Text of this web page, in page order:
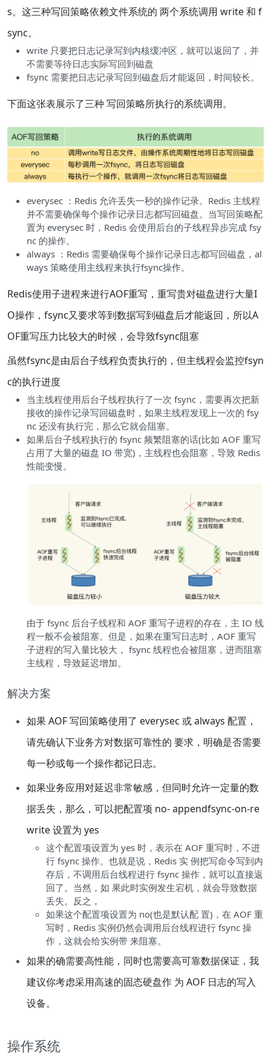
s。这三种写回策略依赖文件系统的 两个系统调用 write 和 f
sync。
write 只要把日志记录写到内核缓冲区，就可以返回了，并
不需要等待日志实际写回到磁盘
fsync 需要把日志记录写回到磁盘后才能返回，时间较长。
下面这张表展示了三种 写回策略所执行的系统调用。
everysec ：Redis 允许丢失一秒的操作记录。Redis 主线程
并不需要确保每个操作记录日志都写回磁盘。当写回策略配
置为 everysec 时，Redis 会使用后台的子线程异步完成 fsy
nc 的操作。
always ：Redis 需要确保每个操作记录日志都写回磁盘，al
ways 策略使用主线程来执行fsync操作。
Redis使用子进程来进行AOF重写，重写贵对磁盘进行大量I
O操作，fsync又要求等到数据写到磁盘后才能返回，所以A
OF重写压力比较大的时候，会导致fsync阻塞
虽然fsync是由后台子线程负责执行的，但主线程会监控fsyn
c的执行进度
当主线程使用后台子线程执行了一次 fsync，需要再次把新
接收的操作记录写回磁盘时，如果主线程发现上一次的 fsy
nc 还没有执行完，那么它就会阻塞。
如果后台子线程执行的 fsync 频繁阻塞的话(比如 AOF 重写
占用了大量的磁盘 IO 带宽)，主线程也会阻塞，导致 Redis
性能变慢。
由于 fsync 后台子线程和 AOF 重写子进程的存在，主 IO 线
程一般不会被阻塞。但是，如果在重写日志时，AOF 重写
子进程的写入量比较大， fsync 线程也会被阻塞，进而阻塞
主线程，导致延迟增加。
解决方案
如果 AOF 写回策略使用了 everysec 或 always 配置，
请先确认下业务方对数据可靠性的 要求，明确是否需要
每一秒或每一个操作都记日志。
如果业务应用对延迟非常敏感，但同时允许一定量的数
据丢失，那么，可以把配置项 no- appendfsync-on-re
write 设置为 yes
这个配置项设置为 yes 时，表示在 AOF 重写时，不进
行 fsync 操作。也就是说，Redis 实 例把写命令写到内
存后，不调用后台线程进行 fsync 操作，就可以直接返
回了。当然，如 果此时实例发生宕机，就会导致数据
丢失。反之，
如果这个配置项设置为 no(也是默认配 置)，在 AOF 重
写时，Redis 实例仍然会调用后台线程进行 fsync 操
作，这就会给实例带 来阻塞。
如果的确需要高性能，同时也需要高可靠数据保证，我
建议你考虑采用高速的固态硬盘作 为 AOF 日志的写入
设备。
操作系统